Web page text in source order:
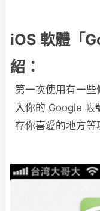
iOS 軟體「
紹：
第一次使用有一
入你的 Google 帳
存你喜愛的地方等